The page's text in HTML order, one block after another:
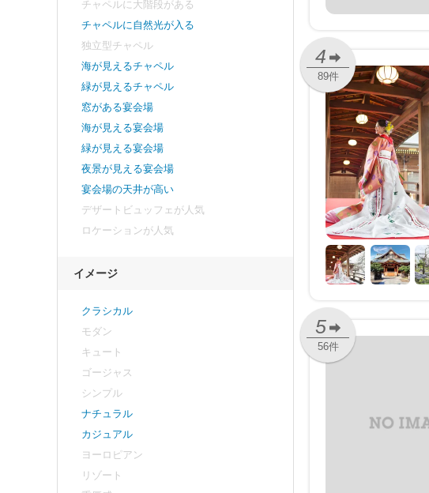
4
89件
5
56件
チャペルに大階段がある
チャペルに自然光が入る
独立型チャペル
海が見えるチャペル
緑が見えるチャペル
窓がある宴会場
海が見える宴会場
緑が見える宴会場
夜景が見える宴会場
宴会場の天井が高い
デザートビュッフェが人気
ロケーションが人気
イメージ
クラシカル
モダン
キュート
ゴージャス
シンプル
ナチュラル
カジュアル
ヨーロピアン
リゾート